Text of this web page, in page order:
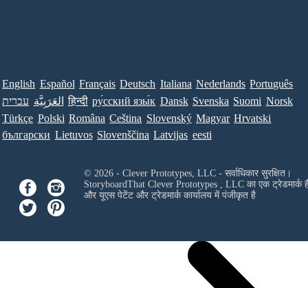
English Español Français Deutsch Italiana Nederlands Português
עברית العَرَبِيَّة हिन्दी ру́сский язы́к Dansk Svenska Suomi Norsk
Türkçe Polski Româna Ceština Slovenský Magyar Hrvatski
български Lietuvos Slovenščina Latvijas eesti
© 2026 - Clever Prototypes, LLC - सर्वाधिकार सुरक्षित।
StoryboardThat Clever Prototypes , LLCका एक ट्रेडमार्क
और यूएस पेटेंट और ट्रेडमार्क कार्यालय में पंजीकृत है